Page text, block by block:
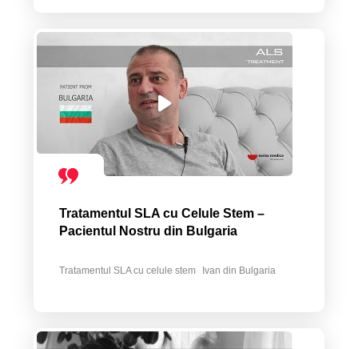
Tratamentul SLA cu Celule Stem –
Pacientul Nostru din Bulgaria
Tratamentul SLA cu celule stem Ivan din Bulgaria